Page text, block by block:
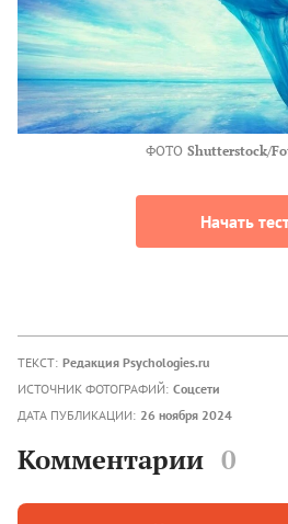
ФОТО Shutterstock/
Начать
ТЕКСТ: Редакция Psychologies.ru
ИСТОЧНИК ФОТОГРАФИЙ: Соцсети
ДАТА ПУБЛИКАЦИИ: 26 ноября 2024
Комментарии 0